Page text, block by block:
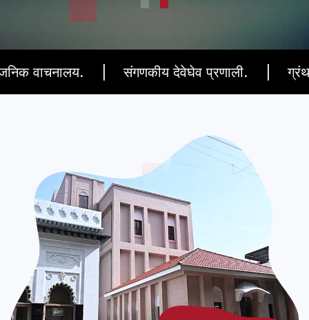
संगणकीय देवेघेव प्रणाली. ग्रंथ शोधासाठी